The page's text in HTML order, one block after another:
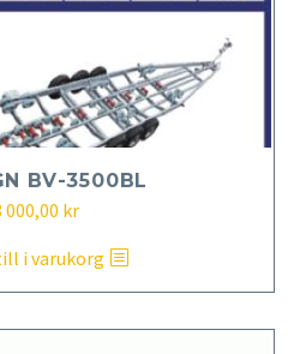
BV-3500BL
000,00 krDet
priset
är:
78
i varukorg